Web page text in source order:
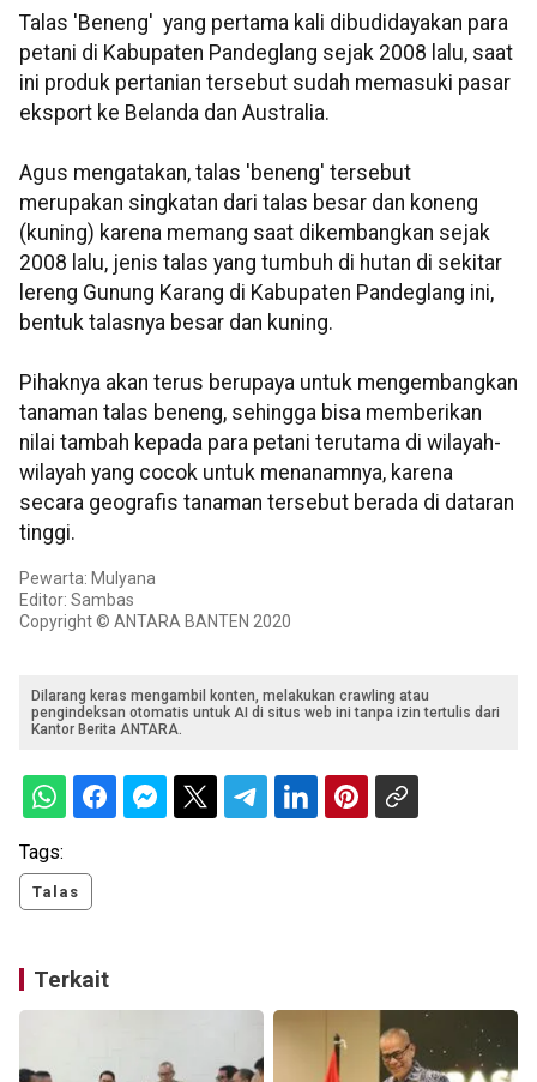
Talas 'Beneng' yang pertama kali dibudidayakan para
petani di Kabupaten Pandeglang sejak 2008 lalu, saat
ini produk pertanian tersebut sudah memasuki pasar
eksport ke Belanda dan Australia.
Agus mengatakan, talas 'beneng' tersebut
merupakan singkatan dari talas besar dan koneng
(kuning) karena memang saat dikembangkan sejak
2008 lalu, jenis talas yang tumbuh di hutan di sekitar
lereng Gunung Karang di Kabupaten Pandeglang ini,
bentuk talasnya besar dan kuning.
Pihaknya akan terus berupaya untuk mengembangkan
tanaman talas beneng, sehingga bisa memberikan
nilai tambah kepada para petani terutama di wilayah-
wilayah yang cocok untuk menanamnya, karena
secara geografis tanaman tersebut berada di dataran
tinggi.
Pewarta: Mulyana
Editor: Sambas
Copyright © ANTARA BANTEN 2020
Dilarang keras mengambil konten, melakukan crawling atau
pengindeksan otomatis untuk AI di situs web ini tanpa izin tertulis dari
Kantor Berita ANTARA.
Tags:
Talas
Terkait